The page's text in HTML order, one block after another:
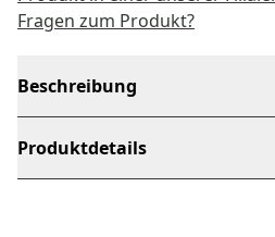
Fragen zum Produkt?
Beschreibung
Produktdetails